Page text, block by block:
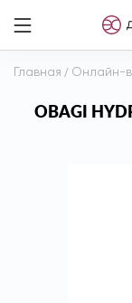
Главная / Онлайн-
OBAGI